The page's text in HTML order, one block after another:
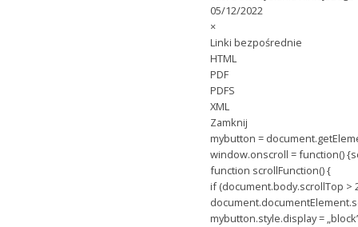
05/12/2022
×
Linki bezpośrednie
HTML
PDF
PDFS
XML
Zamknij
mybutton =
window.onscroll = function()
function scrollFunction() {
if (document.body.scrollTop >
mybutton.style.display =